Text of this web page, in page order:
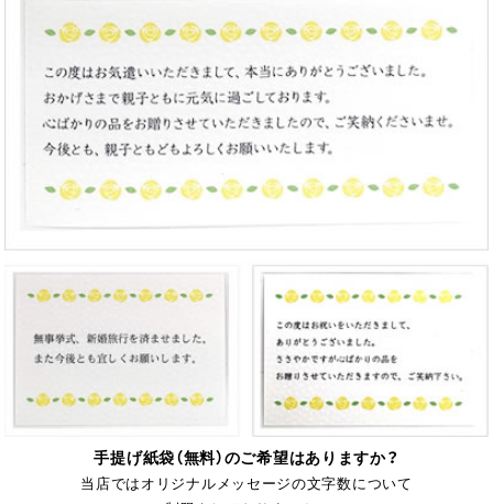
手提げ紙袋（無料）のご希望はありますか？
当店ではオリジナルメッセージの文字数について